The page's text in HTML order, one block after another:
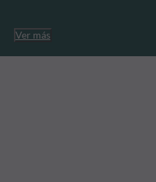
Ver más